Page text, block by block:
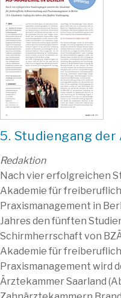
5. Studiengang der
Redaktion
Nach vier erfolgreichen
Akademie für
Praxismanagement in
Jahres den fünften
Schirmherrschaft von
Akademie für
Praxismanagement wird
Ärztekammer Saarland